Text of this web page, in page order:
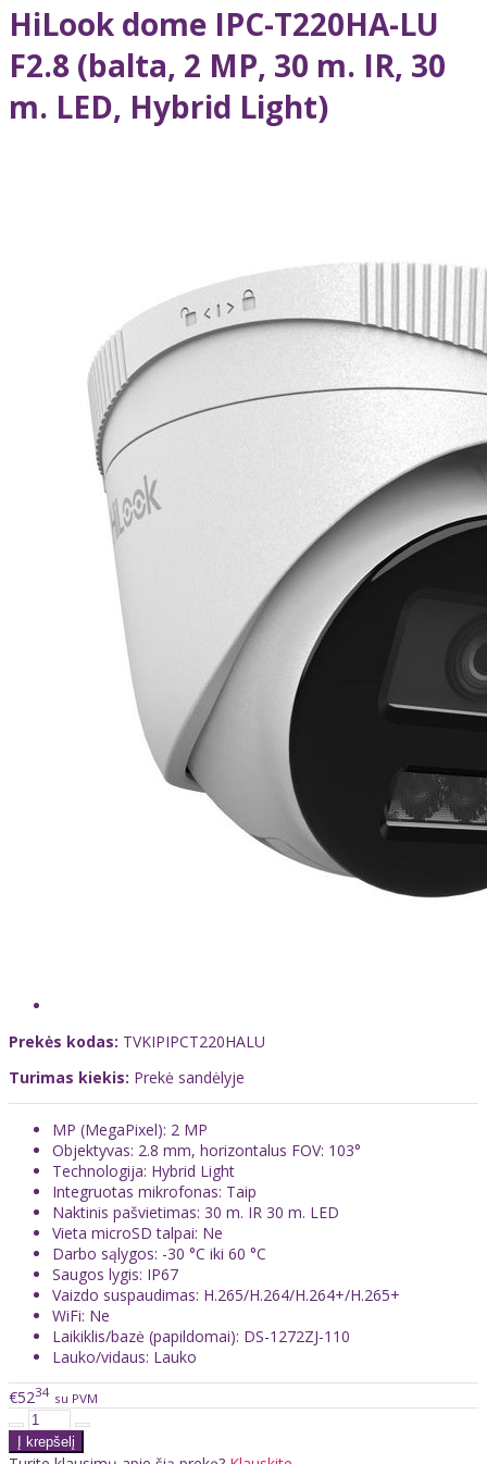
HiLook dome IPC-T220HA-LU
F2.8 (balta, 2 MP, 30 m. IR, 30
m. LED, Hybrid Light)
Prekės kodas: TVKIPIPCT220HALU
Turimas kiekis: Prekė sandėlyje
MP (MegaPixel): 2 MP
Objektyvas: 2.8 mm, horizontalus FOV: 103°
Technologija: Hybrid Light
Integruotas mikrofonas: Taip
Naktinis pašvietimas: 30 m. IR 30 m. LED
Vieta microSD talpai: Ne
Darbo sąlygos: -30 °C iki 60 °C
Saugos lygis: IP67
Vaizdo suspaudimas: H.265/H.264/H.264+/H.265+
WiFi: Ne
Laikiklis/bazė (papildomai): DS-1272ZJ-110
Lauko/vidaus: Lauko
€5234 su PVM